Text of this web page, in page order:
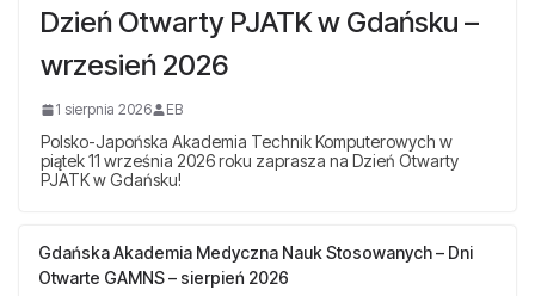
Dzień Otwarty PJATK w Gdańsku –
wrzesień 2026
1 sierpnia 2026 EB
Polsko-Japońska Akademia Technik Komputerowych w
piątek 11 września 2026 roku zaprasza na Dzień Otwarty
PJATK w Gdańsku!
Gdańska Akademia Medyczna Nauk Stosowanych – Dni
Otwarte GAMNS – sierpień 2026